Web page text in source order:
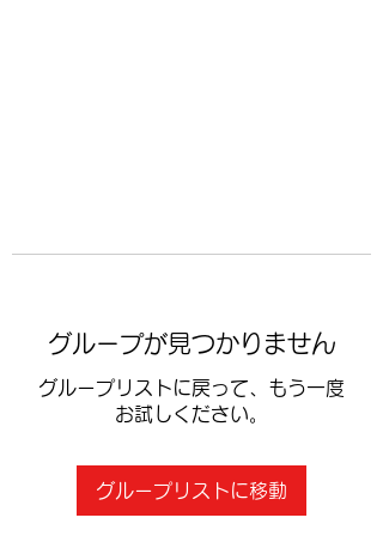
グループが見つかりません
グループリストに戻って、もう一度
お試しください。
グループリストに移動